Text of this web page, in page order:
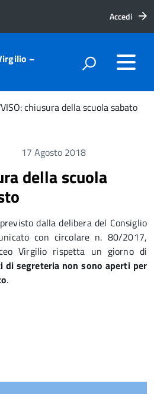
Accedi
–
chiusura della scuola sabato
17 Agosto 2018
della scuola
dalla delibera del Consiglio
con circolare n. 80/2017,
Virgilio rispetta un giorno di
di segreteria non sono aperti per
.